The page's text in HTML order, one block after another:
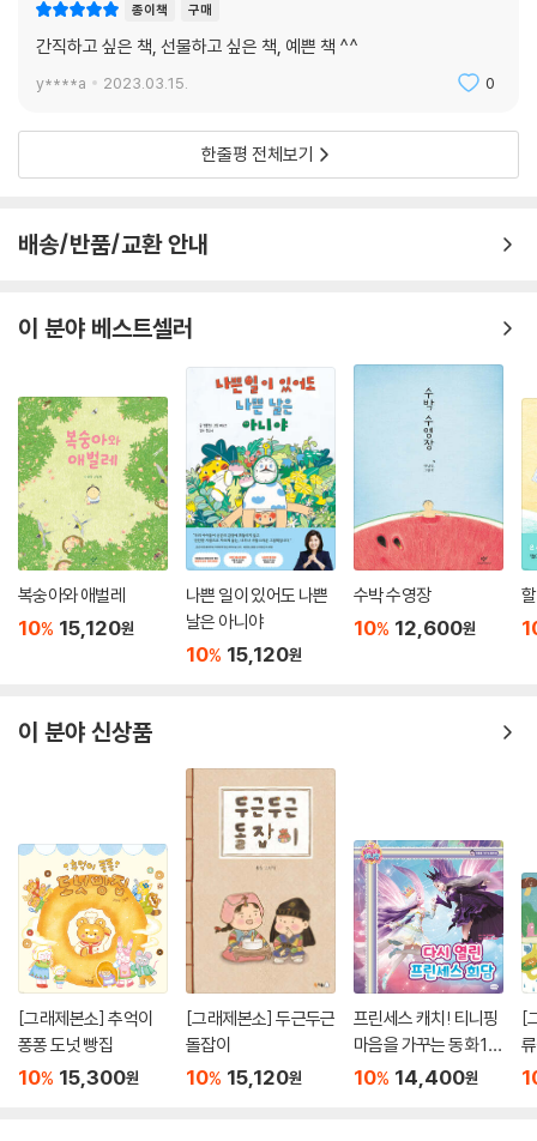
츠빗 츠빗 츠빗 새가 겨울을 노래한다.
쪽 쪽 쪽 진딧물이 홍화 피를 빨아 먹는다.
아그작아그작 새끼 당나귀와 염소들이 양배추잎을 씹어 먹는다.
일을 하다가 문득 생각이 들면 쓱쓱 자유롭게 수첩에 스케치했다가 다시
제대로 옮겨 그린 놀이 같은 작업들, 선과 색은 간결하고 화사하며 흰 여백
『아그작아그작 쪽 쪽 쪽 츠빗 츠빗 츠빗』은 자연 교육하기에 좋은 그림책
이다. 웬만한 일은 책이나 영상으로 접하는 요즘 아이들에게 직접 자기 몸
을 움직여 다른 생명을 키워 내는 텃밭에 대한 내용은 흙과 자연과 생명의
소중함을 이야기하기에 매우 적합하다. 지식은 책에서 배우고 지혜는 자연
에서 배워라, 자연보다 더 훌륭한 선생님은 없다는 말이 있다. 마당에서 뛰
어놀며 흙을 접한 아이가 창의력이 훨씬 뛰어나다고 한다. 아이들이 텃밭
에 관심을 갖고 어른들과 함께 활동할 수 있다면, 자연의 변화, 계절의 변
화, 자연의 순환을 온몸으로 느끼며 감각이 고양되어 보다 전인적인 아이
로 자라날 것이다.
애써 키운 작물을 다른 이와 나누려고 아파트 경비실 앞에 메모를 써 놓으
진실을 말하자면 그림책 짓는 것보다 텃밭 김매는 것이 더 재미있다.
내가 돌본다고 하지만 내가 보살핌을 더 받는 곳.
작으나 큰 땅, 텃밭.
이 소박한 영토에 발을 들이면 거짓 없는 세계가 조용히 펼쳐진다.
모든 생명의 집, 흙이 숨 쉬고 있는 텃밭은
내가 딱딱하게 굳어 있지 않게 도와준다.
말랑말랑해진다는 것이 아니라 제대로 거칠어진달까?
종이책 구매
간직하고 싶은 책, 선물하고 싶은 책, 예쁜 책 ^^
y****a 2023.03.15. 0
한줄평 전체보기
배송/반품/교환 안내
이 분야 베스트셀러
복숭아와 애벌레
10% 15,120원
나쁜 일이 있어도 나쁜
날은 아니야
10% 15,120원
수박 수영장
10% 12,600원
이 분야 신상품
[그래제본소] 추억이
퐁퐁 도넛 빵집
10% 15,300원
[그래제본소] 두근두근
돌잡이
10% 15,120원
프린세스 캐치! 티니핑
마음을 가꾸는 동화 10
: 다시 열린 프린세스 회
10% 14,400원
[